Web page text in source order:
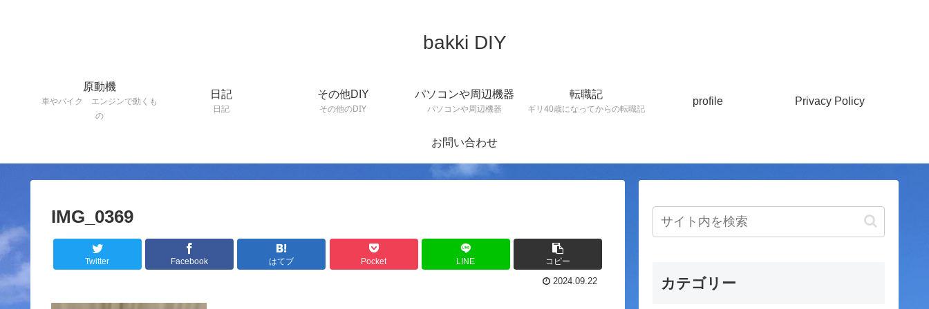
bakki DIY
原動機
車やバイク エンジンで動くも
の
日記
日記
その他DIY
その他のDIY
パソコンや周辺機器
パソコンや周辺機器
転職記
ギリ40歳になってからの転職記
profile Privacy Policy
お問い合わせ
IMG_0369
Twitter Facebook はてブ Pocket LINE コピー
2024.09.22 カテゴリー